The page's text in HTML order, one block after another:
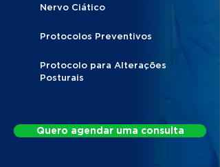
Nervo Ciático
Protocolos Preventivos
Protocolo para Alterações
Posturais
Quero agendar uma consulta